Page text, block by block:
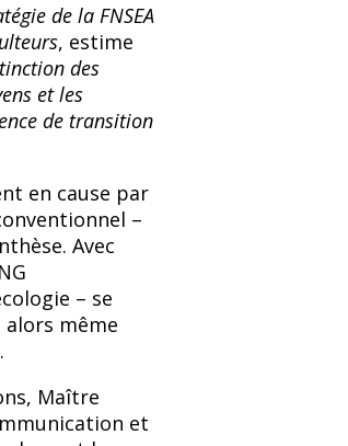
de la FNSEA
, estime
des
et les
de transition
en cause par
–
Avec
– se
même
Maître
et